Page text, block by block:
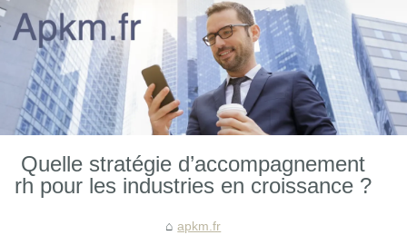
Quelle stratégie d’accompagnement
rh pour les industries en croissance ?
apkm.fr